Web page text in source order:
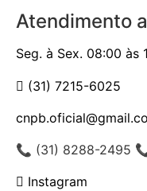
Atendimento
Seg. à Sex. 08:00 às
(31) 7215-6025
📞 (31) 8288-2495
Instagram